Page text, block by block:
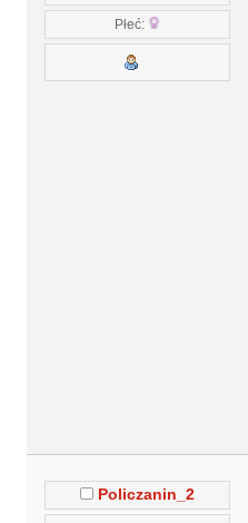
Płeć:
Policzanin_2